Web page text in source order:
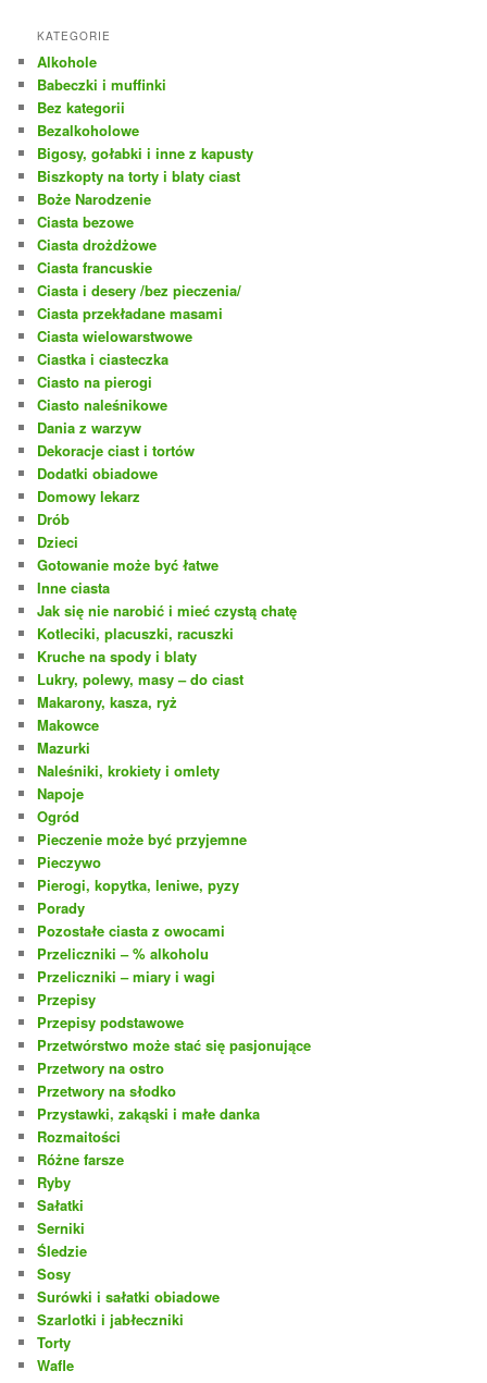
KATEGORIE
Alkohole
Babeczki i muffinki
Bez kategorii
Bezalkoholowe
Bigosy, gołabki i inne z kapusty
Biszkopty na torty i blaty ciast
Boże Narodzenie
Ciasta bezowe
Ciasta drożdżowe
Ciasta francuskie
Ciasta i desery /bez pieczenia/
Ciasta przekładane masami
Ciasta wielowarstwowe
Ciastka i ciasteczka
Ciasto na pierogi
Ciasto naleśnikowe
Dania z warzyw
Dekoracje ciast i tortów
Dodatki obiadowe
Domowy lekarz
Drób
Dzieci
Gotowanie może być łatwe
Inne ciasta
Jak się nie narobić i mieć czystą chatę
Kotleciki, placuszki, racuszki
Kruche na spody i blaty
Lukry, polewy, masy – do ciast
Makarony, kasza, ryż
Makowce
Mazurki
Naleśniki, krokiety i omlety
Napoje
Ogród
Pieczenie może być przyjemne
Pieczywo
Pierogi, kopytka, leniwe, pyzy
Porady
Pozostałe ciasta z owocami
Przeliczniki – % alkoholu
Przeliczniki – miary i wagi
Przepisy
Przepisy podstawowe
Przetwórstwo może stać się pasjonujące
Przetwory na ostro
Przetwory na słodko
Przystawki, zakąski i małe danka
Rozmaitości
Różne farsze
Ryby
Sałatki
Serniki
Śledzie
Sosy
Surówki i sałatki obiadowe
Szarlotki i jabłeczniki
Torty
Wafle